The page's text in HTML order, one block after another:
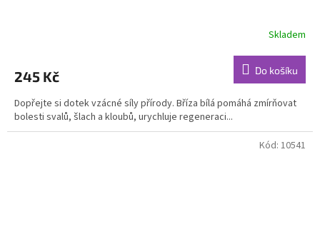
je
z
5
hvězdiček.
Skladem
245 Kč Do košíku
Dopřejte si dotek vzácné síly přírody. Bříza bílá pomáhá zmírňovat
bolesti svalů, šlach a kloubů, urychluje regeneraci...
Kód: 10541